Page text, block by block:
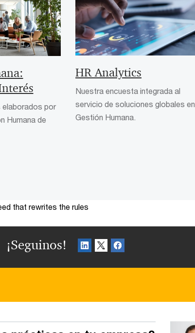
elaborados por
Humana de
HR Analytics
Nuestra encuesta integrada al
servicio de soluciones globales en
Gestión Humana.
that rewrites the rules
¡Seguinos!